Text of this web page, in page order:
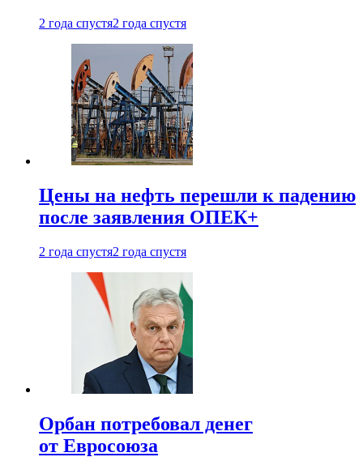
2 года спустя2 года спустя
Цены на нефть перешли к падению
после заявления ОПЕК+
2 года спустя2 года спустя
Орбан потребовал денег
от Евросоюза